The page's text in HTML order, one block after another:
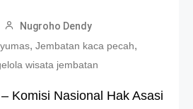
Nugroho Dendy
, Jembatan kaca pecah,
wisata jembatan
– Komisi Nasional Hak Asasi